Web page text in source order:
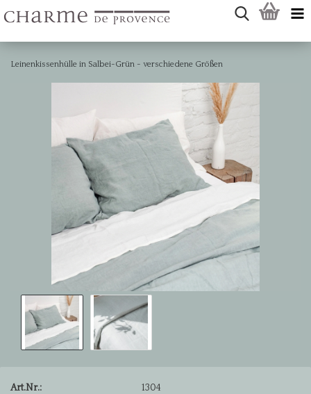
Leinenkissenhülle in Salbei-Grün - verschiedene Größen
Art.Nr.:
1304